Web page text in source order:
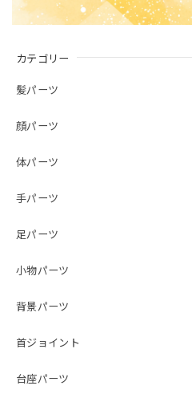
カテゴリー
髪パーツ
顔パーツ
体パーツ
手パーツ
足パーツ
小物パーツ
背景パーツ
首ジョイント
台座パーツ